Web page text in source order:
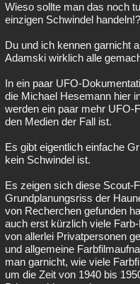
Wieso sollte man das noch
einzigen Schwindel
Du und ich kennen garnicht
Adamski wirklich alle
In ein paar UFO-
die Michael Hesemann hier
werden ein paar mehr UFO-
den Medien der Fall ist.
Es gibt eigentlich einfache
kein Schwindel ist.
Es zeigen sich diese Scout-
Grundplanungsriss der
von Recherchen gefunden
auch erst kürzlich viele
von allerlei Privatpersonen
und allgemeine
man garnicht, wie viele
um die Zeit von 1940 bis